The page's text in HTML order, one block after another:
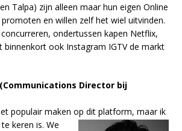
Talpa) zijn alleen maar hun eigen Online
en willen zelf het wiel uitvinden.
ondertussen kapen Netflix,
binnenkort ook Instagram IGTV de markt
Director bij
populair maken op dit platform, maar ik
keren is. We